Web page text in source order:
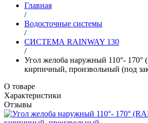
Главная
/
Водосточные системы
/
СИСТЕМА RAINWAY 130
/
Угол желоба наружный 110°- 170°
кирпичный, произвольный (под
О товаре
Характеристики
Отзывы